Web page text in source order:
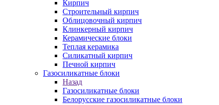
Кирпич
Строительный кирпич
Облицовочный кирпич
Клинкерный кирпич
Керамические блоки
Теплая керамика
Силикатный кирпич
Печной кирпич
Газосиликатные блоки
Назад
Газосиликатные блоки
Белорусские газосиликатные блоки